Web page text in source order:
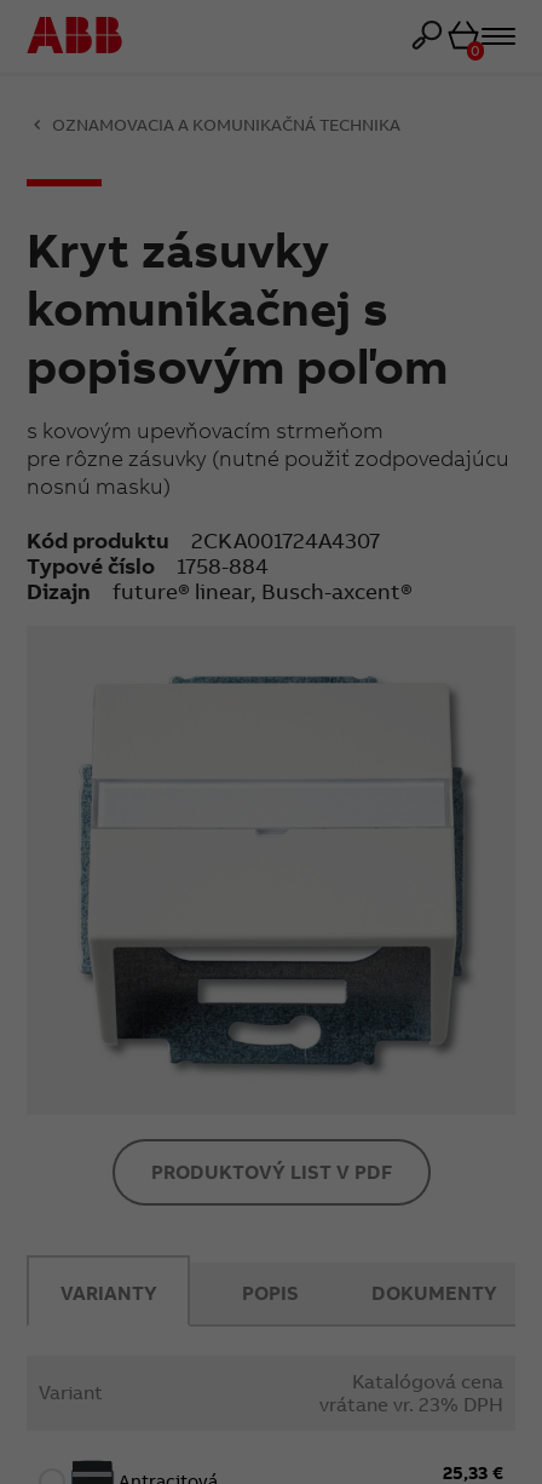
Košík
0
OZNAMOVACIA A KOMUNIKAČNÁ TECHNIKA
Kryt zásuvky
komunikačnej s
popisovým poľom
s kovovým upevňovacím strmeňom
pre rôzne zásuvky (nutné použiť zodpovedajúcu
nosnú masku)
Kód produktu
2CKA001724A4307
Typové číslo
1758-884
Dizajn
future® linear, Busch-axcent®
PRODUKTOVÝ LIST V PDF
VARIANTY
Variant
Katalógová cena
vrátane vr. 23% DPH
25,33 €
POPIS DOKUMENTY